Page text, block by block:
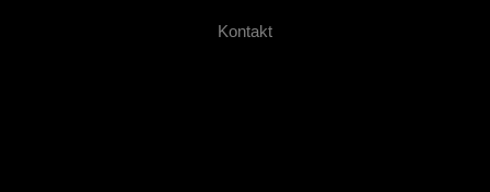
Kontakt